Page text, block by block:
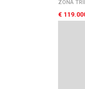
ZONA
€